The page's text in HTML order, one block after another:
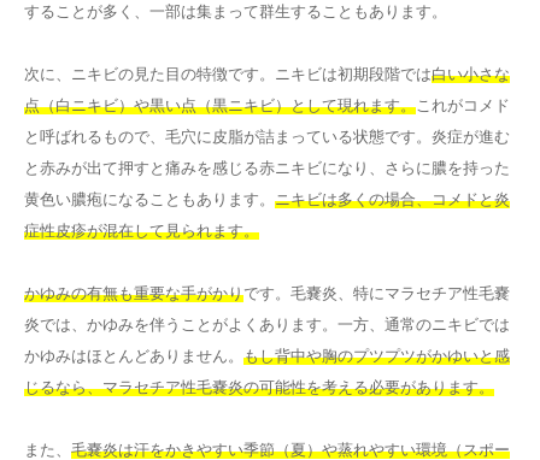
することが多く、一部は集まって群生することもあります。
次に、ニキビの見た目の特徴です。ニキビは初期段階では白い小さな
点（白ニキビ）や黒い点（黒ニキビ）として現れます。 これがコメド
と呼ばれるもので、毛穴に皮脂が詰まっている状態です。炎症が進む
と赤みが出て押すと痛みを感じる赤ニキビになり、さらに膿を持った
黄色い膿疱になることもあります。 ニキビは多くの場合、コメドと炎
症性皮疹が混在して見られます。
かゆみの有無も重要な手がかりです。毛嚢炎、特にマラセチア性毛嚢
炎では、かゆみを伴うことがよくあります。一方、通常のニキビでは
かゆみはほとんどありません。 もし背中や胸のプツプツがかゆいと感
じるなら、マラセチア性毛嚢炎の可能性を考える必要があります。
また、 毛嚢炎は汗をかきやすい季節（夏）や蒸れやすい環境（スポー